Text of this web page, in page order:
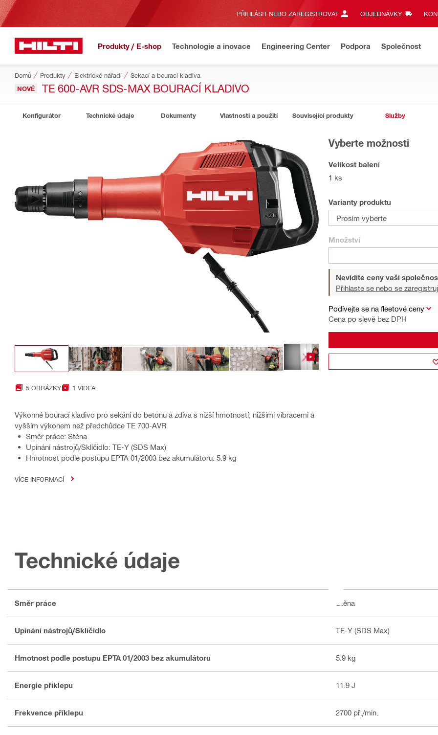
PŘIHLÁSIT NEBO ZAREGISTROVAT OBJEDNÁVKY
Produkty / E-shop Technologie a inovace Engineering Center Podpora Společnost
Domů Produkty Elektrické nářadí Sekací a bourací kladiva
NOVÉ TE 600-AVR SDS-MAX BOURACÍ KLADIVO
Konfigurátor Technické údaje Dokumenty Vlastnosti a použití Související produkty Služby
5 OBRÁZKY 1 VIDEA
Výkonné bourací kladivo pro sekání do betonu a zdiva s nižší hmotností, nižšími vibracemi a
vyšším výkonem než předchůdce TE 700-AVR
Směr práce: Stěna
Upínání nástrojů/Sklíčidlo: TE-Y (SDS Max)
Hmotnost podle postupu EPTA 01/2003 bez akumulátoru: 5.9 kg
VÍCE INFORMACÍ
Vyberte možnosti
Velikost balení
1 ks
Varianty produktu
Prosím vyberte
Množství
Nevidíte ceny vaší
Přihlaste se nebo se
Podívejte se na fleetové ceny
Cena po slevě bez DPH
Technické údaje
Směr práce Stěna
Upínání nástrojů/Sklíčidlo TE-Y (SDS Max)
Hmotnost podle postupu EPTA 01/2003 bez akumulátoru 5.9 kg
Energie příklepu 11.9 J
Frekvence příklepu 2700 př./min.